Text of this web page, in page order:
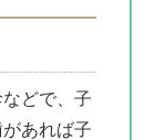
どで、子
あれば子